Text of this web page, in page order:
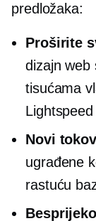
predložaka:
Proširite
dizajn web
tisućama
Novi
ugrađene
rastuću